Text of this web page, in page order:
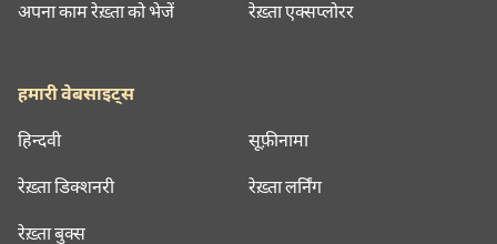
अपना काम रेख़्ता को भेजें रेख़्ता एक्सप्लोरर
हमारी वेबसाइट्स
हिन्दवी सूफ़ीनामा
रेख़्ता डिक्शनरी रेख़्ता लर्निंग
रेख़्ता बुक्स